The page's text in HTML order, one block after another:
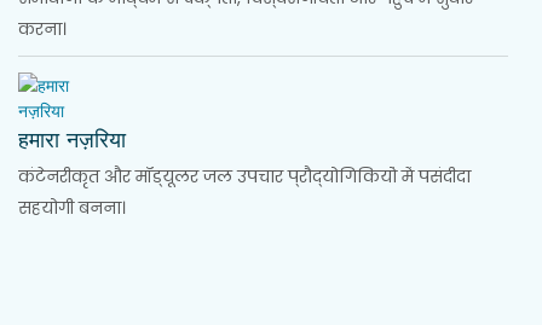
करना।
हमारा नज़रिया
कंटेनरीकृत और मॉड्यूलर जल उपचार प्रौद्योगिकियों में पसंदीदा
सहयोगी बनना।